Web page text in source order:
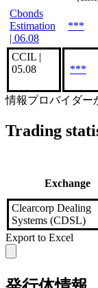
Cbonds
Estimation
| 06.08
***
CCIL |
05.08
***
情報プロバイダー
Trading
Exchange
Clearcorp Dealing
Systems (CDSL)
Export to Excel